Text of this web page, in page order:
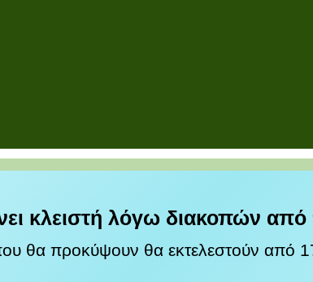
κλειστή λόγω διακοπών
θα προκύψουν θα εκτελεστούν από